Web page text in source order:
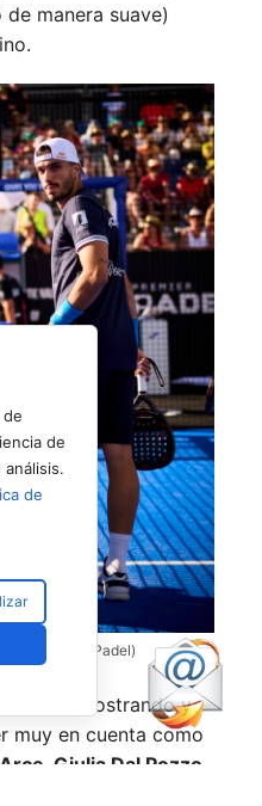
manera suave)
(Premier Padel)
han ido mostrando y
muy en cuenta como
Giulia Dal Pozzo,
de
de
de